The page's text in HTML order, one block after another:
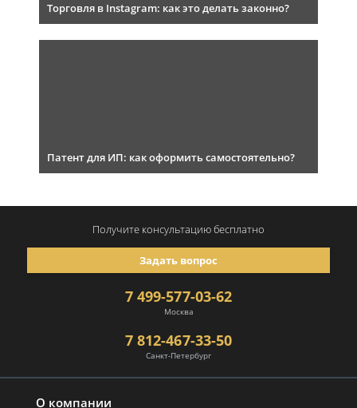
Торговля в Instagram: как это делать законно?
Патент для ИП: как оформить самостоятельно?
О компании
7 499-577-03-62
Москва
7 812-467-33-50
Санкт-Петербург
Задать вопрос
Получите консультациюбесплатно